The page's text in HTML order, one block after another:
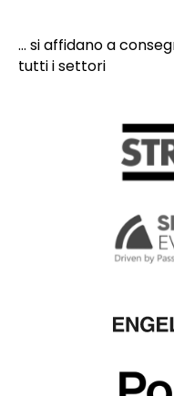
... si affidano a
tutti i settori